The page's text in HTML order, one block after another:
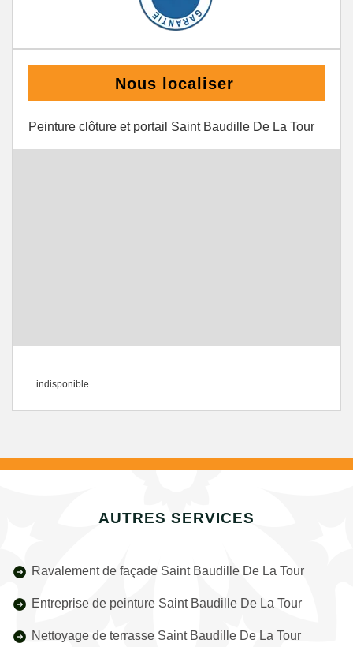
Nous localiser
Peinture clôture et portail Saint Baudille De La Tour
indisponible
AUTRES SERVICES
Ravalement de façade Saint Baudille De La Tour
Entreprise de peinture Saint Baudille De La Tour
Nettoyage de terrasse Saint Baudille De La Tour